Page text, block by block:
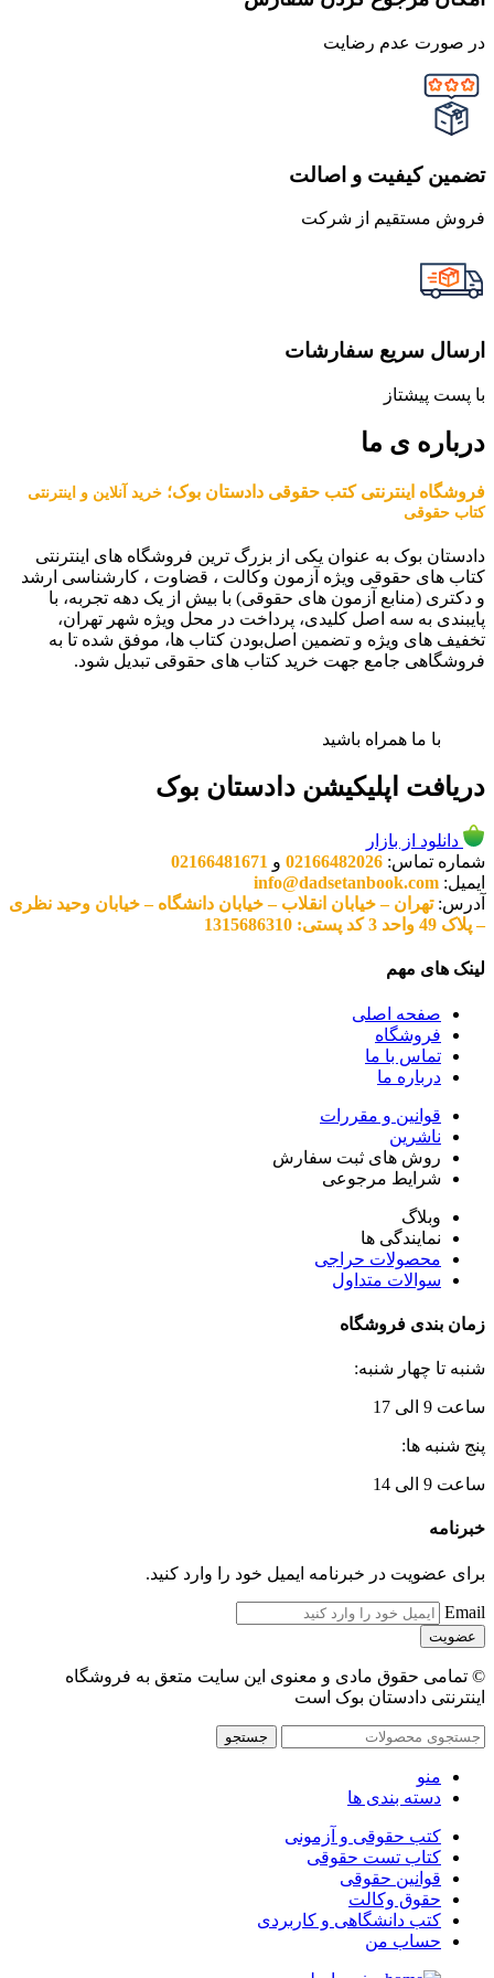
در صورت عدم رضایت
تضمین کیفیت و اصالت
فروش مستقیم از شرکت
ارسال سریع سفارشات
با پست پیشتاز
درباره ی ما
فروشگاه اینترنتی کتب حقوقی دادستان بوک؛ خرید آنلاین و اینترنتی
کتاب حقوقی
دادستان بوک به عنوان یکی از بزرگ ترین فروشگاه های اینترنتی
کتاب های حقوقی ویژه آزمون وکالت ، قضاوت ، کارشناسی ارشد
و دکتری (منابع آزمون های حقوقی) با بیش از یک دهه تجربه، با
پایبندی به سه اصل کلیدی، پرداخت در محل ویژه شهر تهران،
تخفیف های ویژه و تضمین اصل‌بودن کتاب ها، موفق شده تا به
فروشگاهی جامع جهت خرید کتاب های حقوقی تبدیل شود.
با ما همراه باشید
دریافت اپلیکیشن دادستان بوک
دانلود از بازار
شماره تماس: 02166482026 و 02166481671
ایمیل: info@dadsetanbook.com
آدرس:تهران – خیابان انقلاب – خیابان دانشگاه – خیابان وحید نظری
– پلاک 49 واحد 3 کد پستی: 1315686310
لینک های مهم
صفحه اصلی
فروشگاه
تماس با ما
درباره ما
قوانین و مقررات
ناشرین
روش های ثبت سفارش
شرایط مرجوعی
وبلاگ
نمایندگی ها
محصولات حراجی
سوالات متداول
زمان بندی فروشگاه
شنبه تا چهار شنبه:
ساعت 9 الی 17
پنج شنبه ها:
ساعت 9 الی 14
خبرنامه
برای عضویت در خبرنامه ایمیل خود را وارد کنید.
Email
© تمامی حقوق مادی و معنوی این سایت متعق به فروشگاه
اینترنتی دادستان بوک است
جستجو
منو
دسته بندی ها
کتب حقوقی و آزمونی
کتاب تست حقوقی
قوانین حقوقی
حقوق وکالت
کتب دانشگاهی و کاربردی
حساب من